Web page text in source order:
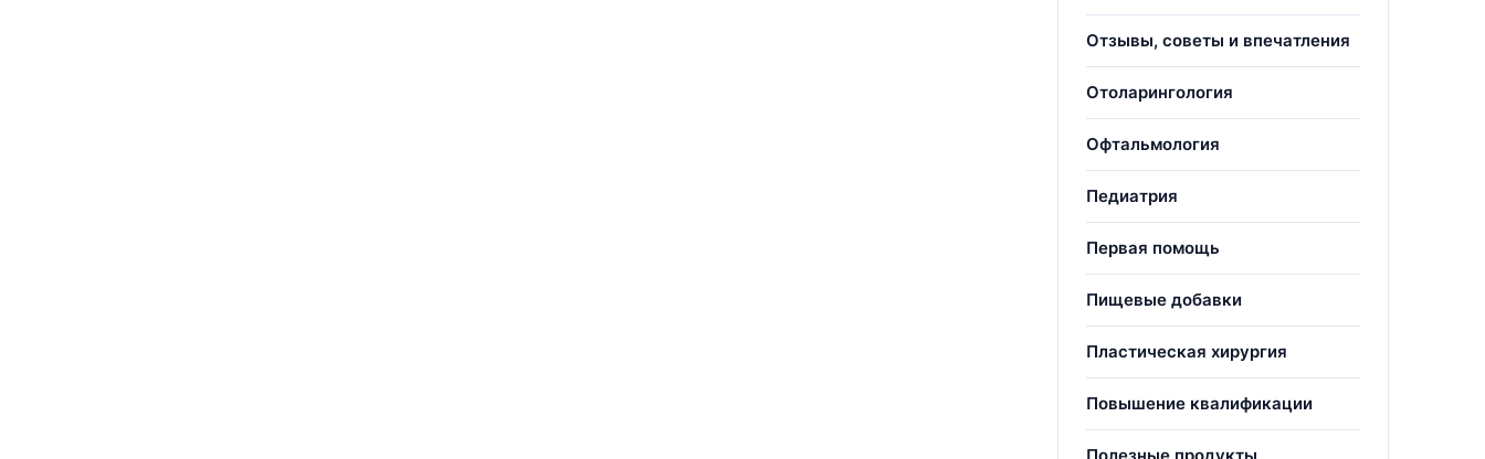
Отзывы, советы и впечатления
Отоларингология
Офтальмология
Педиатрия
Первая помощь
Пищевые добавки
Пластическая хирургия
Повышение квалификации